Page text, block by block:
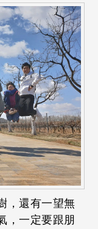
，還有一望無
，一定要跟朋